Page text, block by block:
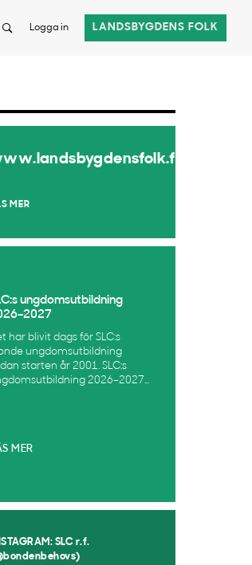
Logga in LANDSBYGDENS FOLK
MER
ungdomsutbildning
har blivit dags för SLC:s
ungdomsutbildning
starten år 2001. SLC:s
2026–2027...
MER
SLC r.f.